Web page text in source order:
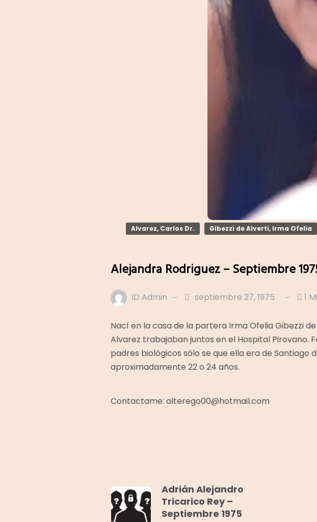
Alvarez, Carlos Dr. Gibezzi de Alverti, Irma Ofelia
Alejandra Rodriguez – Septiembre
ID Admin septiembre 27, 1975 1
Nací en la casa de la partera Irma Ofelia Gibezzi
Alvarez trabajaban juntos en el Hospital Pirovano.
padres biológicos sólo se que ella era de Santiago
aproximadamente 22 o 24 años.
Contactame: alterego00@hotmail.com
Adrián Alejandro
Tricarico Rey –
Septiembre 1975